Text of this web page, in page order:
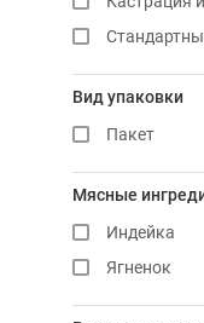
Вид упаковки
Пакет
Мясные
Индейка
Ягненок